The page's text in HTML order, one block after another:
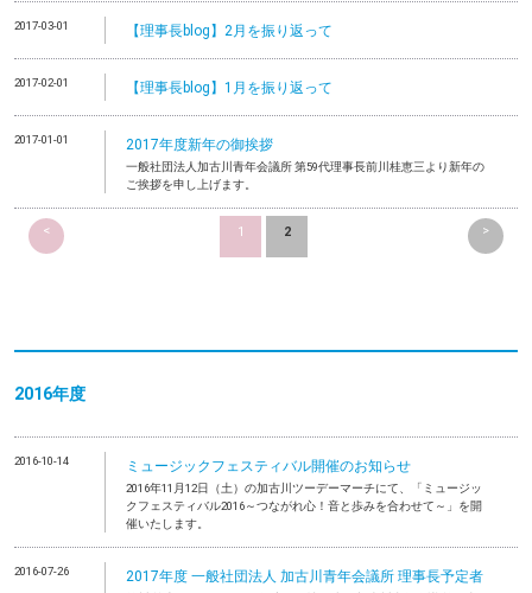
2017-03-01 【理事長blog】2月を振り返って
2017-02-01 【理事長blog】1月を振り返って
2017-01-01 2017年度新年の御挨拶
一般社団法人加古川青年会議所 第59代理事長前川桂恵三より新年の
ご挨拶を申し上げます。
< 1 2 >
2016年度
2016-10-14 ミュージックフェスティバル開催のお知らせ
2016年11月12日（土）の加古川ツーデーマーチにて、「ミュージッ
クフェスティバル2016～つながれ心！音と歩みを合わせて～」を開
催いたします。
2016-07-26 2017年度 一般社団法人 加古川青年会議所 理事長予定者